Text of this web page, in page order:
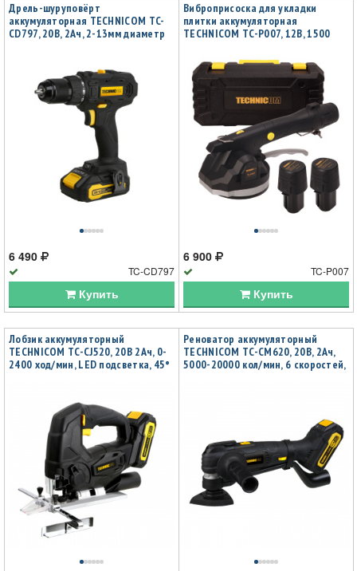
Дрель-шуруповёрт
аккумуляторная TECHNICOM TC-
CD797, 20В, 2Ач, 2-13мм диаметр
6 490
TC-CD797
Купить
Виброприсоска для укладки
плитки аккумуляторная
TECHNICOM TC-P007, 12В, 1500
100-12000 об/мин, нагрузка 100 кг
6 900
TC-P007
Купить
Лобзик аккумуляторный
TECHNICOM TC-CJ520, 20В 2Ач, 0-
2400 ход/мин, LED подсветка, 45°
Реноватор аккумуляторный
TECHNICOM TC-CM620, 20В, 2Ач,
5000-20000 кол/мин, 6 скоростей,